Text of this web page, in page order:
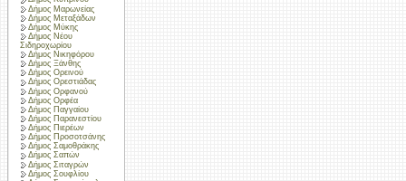
Δήμος Μαρωνείας
Δήμος Μεταξάδων
Δήμος Μύκης
Δήμος Νέου
Σιδηροχωρίου
Δήμος Νικηφόρου
Δήμος Ξάνθης
Δήμος Ορεινού
Δήμος Ορεστιάδας
Δήμος Ορφανού
Δήμος Ορφέα
Δήμος Παγγαίου
Δήμος Παρανεστίου
Δήμος Πιερέων
Δήμος Προσοτσάνης
Δήμος Σαμοθράκης
Δήμος Σαπών
Δήμος Σιταγρών
Δήμος Σουφλίου